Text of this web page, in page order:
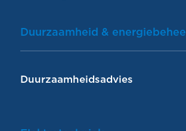
Duurzaamheid &
Duurzaamheidsadvies